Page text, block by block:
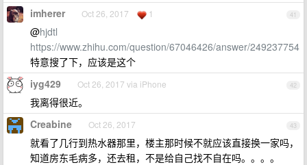
41
imherer Oct 26, 2017 1
@hjdtl
https://www.zhihu.com/question/67046426/answer/249237754
特意搜了下，应该是这个
42
iyg429 Oct 26, 2017 via iPhone
我离得很近。
43
Creabine Oct 26, 2017
就看了几行到热水器那里，楼主那时候不就应该直接换一家吗，
知道房东毛病多，还去租，不是给自己找不自在吗。。。。